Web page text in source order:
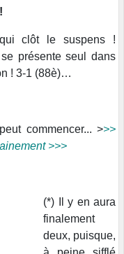
qui clôt le suspens !
présente seul dans
! 3-1 (88è)…
commencer... >>>
>>>
(*) Il y en aura
finalement
deux, puisque,